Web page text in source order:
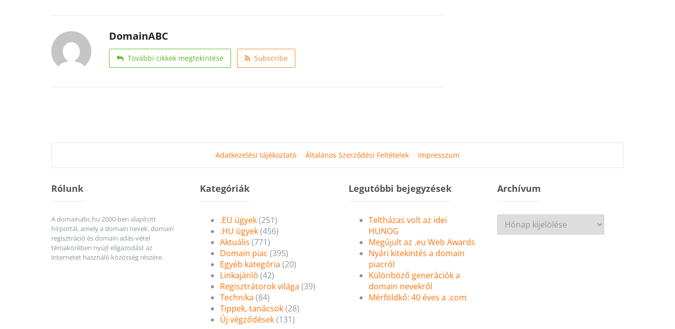
DomainABC
További cikkek megtekintése Subscribe
Adatkezelési tájékoztató Általános Szerződési Feltételek Impresszum
Rólunk
A domainabc.hu 2000-ben alapított
hírportál, amely a domain nevek, domain
regisztráció és domain adás-vétel
témakörében nyújt eligazodást az
internetet használó közösség részére.
Kategóriák
.EU ügyek(251)
.HU ügyek(456)
Aktuális (771)
Domain piac (395)
Egyéb kategória (20)
Linkajánló (42)
Regisztrátorok világa (39)
Technika (84)
Tippek, tanácsok(28)
Új végződések(131)
Legutóbbi bejegyzések
Teltházas volt az idei
HUNOG
Megújult az .eu Web Awards
Nyári kitekintés a domain
piacról
Különböző generációk a
domain nevekről
Mérföldkő: 40 éves a .com
ArchívumArchívum